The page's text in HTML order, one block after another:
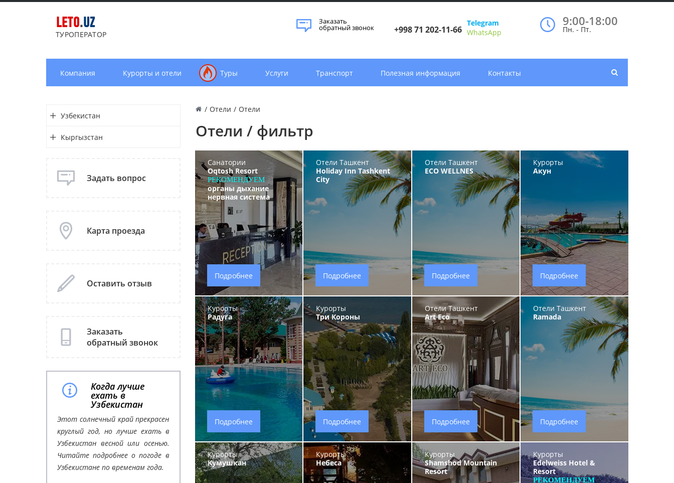
LETO.UZ
ТУРОПЕРАТОР
Заказать
обратный звонок +998 71 202-11-66
Telegram
WhatsApp
9:00-18:00
Пн. - Пт.
Компания Курорты и отели Туры Услуги Транспорт Полезная информация Контакты
/ Отели / Отели
Отели / фильтр
Узбекистан
Кыргызстан
Задать вопрос
Карта проезда
Оставить отзыв
Заказать
обратный звонок
Когда лучше
ехать в
Узбекистан
Этот солнечный край прекрасен
круглый год, но лучше ехать в
Узбекистан весной или осенью.
Читайте подробнее о погоде в
Узбекистане по временам года.
Санатории
Oqtosh Resort
РЕКОМЕНДУЕМ
органы дыхание
нервная система
Подробнее
Отели Ташкент
Holiday Inn Tashkent
City
Подробнее
Отели Ташкент
ECO WELLNES
Подробнее
Курорты
Акун
Подробнее
Курорты
Радуга
Подробнее
Курорты
Три Короны
Подробнее
Отели Ташкент
Art Eco
Подробнее
Отели Ташкент
Ramada
Подробнее
Курорты
Кумушкан
Курорты
Небеса
Курорты
Shamshod Mountain
Resort
Курорты
Edelweiss Hotel &
Resort
РЕКОМЕНДУЕМ